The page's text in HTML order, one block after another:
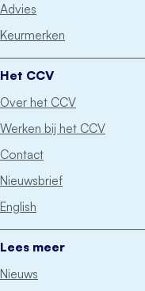
Advies
Keurmerken
Het CCV
Over het CCV
Werken bij het CCV
Contact
Nieuwsbrief
English
Lees meer
Nieuws